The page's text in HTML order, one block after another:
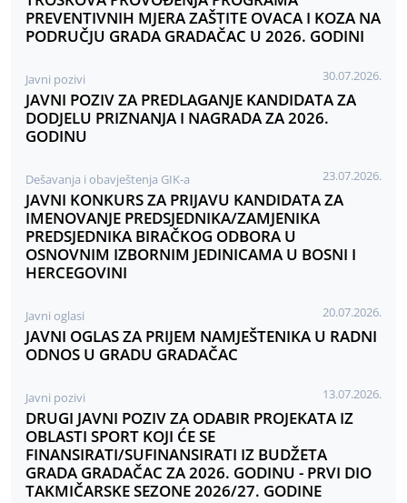
PREVENTIVNIH MJERA ZAŠTITE OVACA I KOZA NA
PODRUČJU GRADA GRADAČAC U 2026. GODINI
Javni pozivi 30.07.2026.
JAVNI POZIV ZA PREDLAGANJE KANDIDATA ZA
DODJELU PRIZNANJA I NAGRADA ZA 2026.
GODINU
Dešavanja i obavještenja GIK-a 23.07.2026.
JAVNI KONKURS ZA PRIJAVU KANDIDATA ZA
IMENOVANJE PREDSJEDNIKA/ZAMJENIKA
PREDSJEDNIKA BIRAČKOG ODBORA U
OSNOVNIM IZBORNIM JEDINICAMA U BOSNI I
HERCEGOVINI
Javni oglasi 20.07.2026.
JAVNI OGLAS ZA PRIJEM NAMJEŠTENIKA U RADNI
ODNOS U GRADU GRADAČAC
Javni pozivi 13.07.2026.
DRUGI JAVNI POZIV ZA ODABIR PROJEKATA IZ
OBLASTI SPORT KOJI ĆE SE
FINANSIRATI/SUFINANSIRATI IZ BUDŽETA
GRADA GRADAČAC ZA 2026. GODINU - PRVI DIO
TAKMIČARSKE SEZONE 2026/27. GODINE